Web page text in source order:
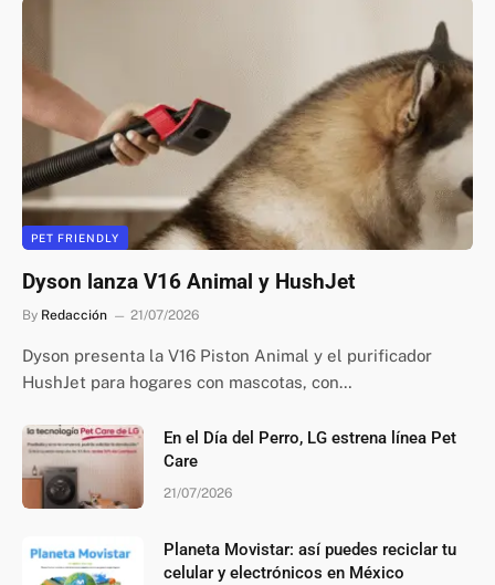
PET FRIENDLY
Dyson lanza V16 Animal y HushJet
By Redacción 21/07/2026
Dyson presenta la V16 Piston Animal y el purificador
HushJet para hogares con mascotas, con…
En el Día del Perro, LG estrena línea Pet
Care
21/07/2026
Planeta Movistar: así puedes reciclar tu
celular y electrónicos en México